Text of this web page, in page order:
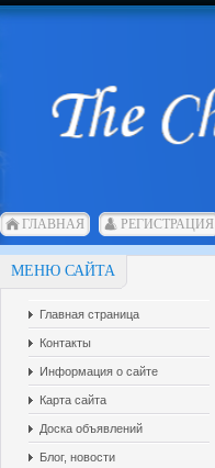
ГЛАВНАЯ РЕГИСТРАЦИЯ
МЕНЮ САЙТА
Главная страница
Контакты
Информация о сайте
Карта сайта
Доска объявлений
Блог, новости